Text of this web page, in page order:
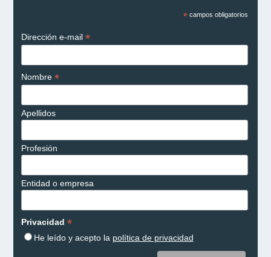
*campos obligatorios
Dirección e-mail *
Nombre *
Apellidos
Profesión
Entidad o empresa
Privacidad *
He leído y acepto la política de privacidad